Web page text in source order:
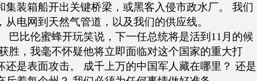
集装箱船开出关键桥梁，或黑客入侵市政水厂。 我们
电网到天然气管道，以及我们的供应线。
巴比伦蜜蜂开玩笑说，下一任总统将是活到11月的候
胜，我毫不怀疑他将立即面临对这个国家的重大打
还是表面攻击。 成千上万的中国军人藏在哪里？ 还是